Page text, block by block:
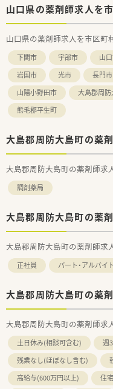
■保険調剤や在宅訪
い薬局を目指して地
業員にとってもやり
山口県の薬剤師求人を
山口県の薬剤師求人を市区町
下関市 宇部市 山
岩国市
光市 長門市
山陽小野田市
大島郡周
熊毛郡平生町
大島郡周防大島町の薬
大島郡周防大島町の薬剤師求
調剤薬局
大島郡周防大島町の薬
大島郡周防大島町の薬剤師求
正社員 パート・アルバイト
大島郡周防大島町の薬
大島郡周防大島町の薬剤師求
土日休み(相談可含む) 週
残業なし(ほぼなし含む)
高給与(600万円以上)
住